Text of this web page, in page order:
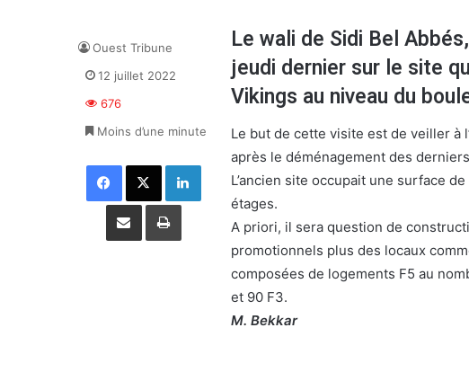
Le wali de Sidi Bel
jeudi dernier sur le site
Vikings au niveau du
Le but de cette visite est de veiller à
après le déménagement des
L’ancien site occupait une surface
étages.
A priori, il sera question de
promotionnels plus des locaux
composées de logements F5 au
et 90 F3.
M. Bekkar
Ouest Tribune
12 juillet 2022
676
Moins d’une minute
Facebook X Linkedin
Partager par email Imprimer